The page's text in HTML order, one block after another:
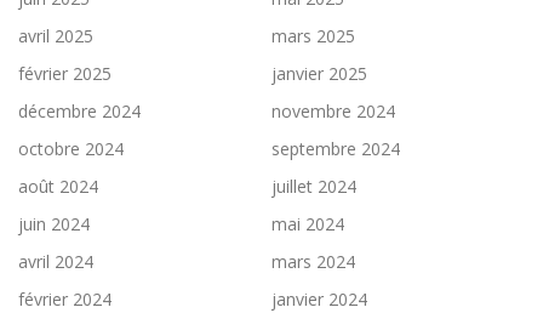
avril 2025
mars 2025
février 2025
janvier 2025
décembre 2024
novembre 2024
octobre 2024
septembre 2024
août 2024
juillet 2024
juin 2024
mai 2024
avril 2024
mars 2024
février 2024
janvier 2024